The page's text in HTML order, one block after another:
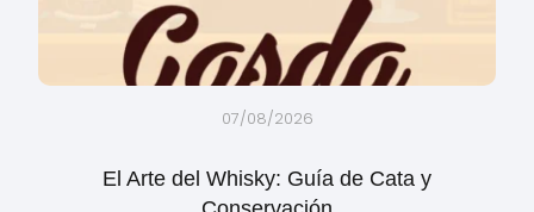
07/08/2026
El Arte del Whisky: Guía de Cata y